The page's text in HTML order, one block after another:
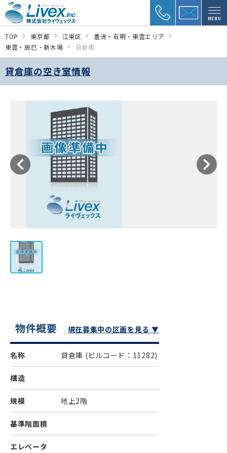
MENU
TOP 東京都 江東区
豊洲・有明・東雲エリア
東雲・辰巳・新木場
貸倉庫
貸倉庫の空き室情報
物件概要 現在募集中の区画を見る ▼
名称 貸倉庫 (ビルコード：11282)
構造
規模 地上2階
基準階面積
エレベータ